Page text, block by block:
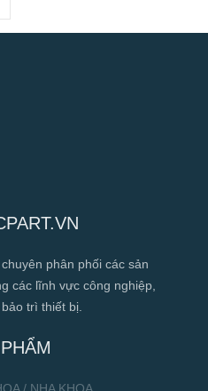
phân phối các sản
các lĩnh vực công nghiệp,
trì thiết bị.
/ NHA KHOA